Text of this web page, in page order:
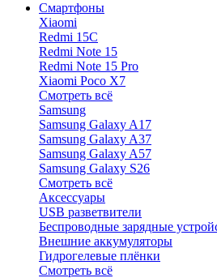
Смартфоны
Xiaomi
Redmi 15C
Redmi Note 15
Redmi Note 15 Pro
Xiaomi Poco X7
Смотреть всё
Samsung
Samsung Galaxy A17
Samsung Galaxy A37
Samsung Galaxy A57
Samsung Galaxy S26
Смотреть всё
Аксессуары
USB разветвители
Беспроводные зарядные
Внешние аккумуляторы
Гидрогелевые плёнки
Смотреть всё